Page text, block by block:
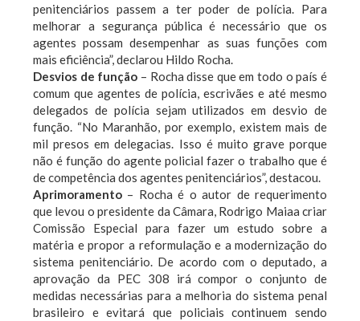
penitenciários passem a ter poder de polícia. Para
melhorar a segurança pública é necessário que os
agentes possam desempenhar as suas funções com
mais eficiência”, declarou Hildo Rocha.
Desvios de função – Rocha disse que em todo o país é
comum que agentes de polícia, escrivães e até mesmo
delegados de polícia sejam utilizados em desvio de
função. “No Maranhão, por exemplo, existem mais de
mil presos em delegacias. Isso é muito grave porque
não é função do agente policial fazer o trabalho que é
de competência dos agentes penitenciários”, destacou.
Aprimoramento – Rocha é o autor de requerimento
que levou o presidente da Câmara, Rodrigo Maiaa criar
Comissão Especial para fazer um estudo sobre a
matéria e propor a reformulação e a modernização do
sistema penitenciário. De acordo com o deputado, a
aprovação da PEC 308 irá compor o conjunto de
medidas necessárias para a melhoria do sistema penal
brasileiro e evitará que policiais continuem sendo